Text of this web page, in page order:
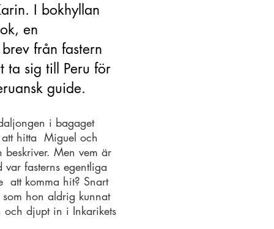
I bokhyllan
en
från fastern
ta sig till Peru för
guide.
i bagaget
hitta Miguel och
beskriver. Men vem är
fasterns egentliga
att komma hit? Snart
hon aldrig kunnat
djupt in i Inkarikets